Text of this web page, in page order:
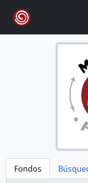
Skip to main content
Fondos